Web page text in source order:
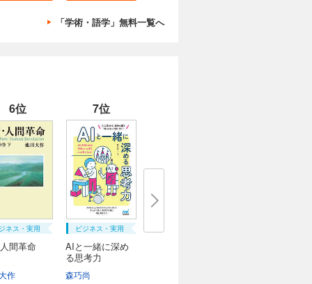
「学術・語学」無料一覧へ
会圭子
6位
ネス・実用
間革命
作
7位
ビジネス・実用
AIと一緒に深め
る思考力
森巧尚